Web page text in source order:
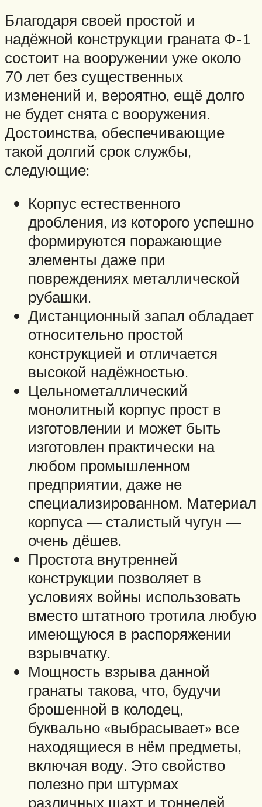
Благодаря своей простой и
надёжной конструкции граната Ф-1
состоит на вооружении уже около
70 лет без существенных
изменений и, вероятно, ещё долго
не будет снята с вооружения.
Достоинства, обеспечивающие
такой долгий срок службы,
следующие:
Корпус естественного
дробления, из которого успешно
формируются поражающие
элементы даже при
повреждениях металлической
рубашки.
Дистанционный запал обладает
относительно простой
конструкцией и отличается
высокой надёжностью.
Цельнометаллический
монолитный корпус прост в
изготовлении и может быть
изготовлен практически на
любом промышленном
предприятии, даже не
специализированном. Материал
корпуса — сталистый чугун —
очень дёшев.
Простота внутренней
конструкции позволяет в
условиях войны использовать
вместо штатного тротила любую
имеющуюся в распоряжении
взрывчатку.
Мощность взрыва данной
гранаты такова, что, будучи
брошенной в колодец,
буквально «выбрасывает» все
находящиеся в нём предметы,
включая воду. Это свойство
полезно при штурмах
различных шахт и тоннелей